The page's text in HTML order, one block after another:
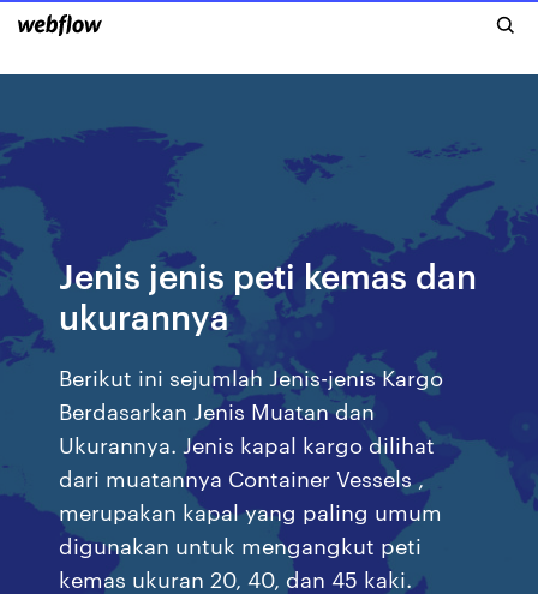
Jenis jenis peti kemas dan
ukurannya
Berikut ini sejumlah Jenis-jenis Kargo
Berdasarkan Jenis Muatan dan
Ukurannya. Jenis kapal kargo dilihat
dari muatannya Container Vessels ,
merupakan kapal yang paling umum
digunakan untuk mengangkut peti
kemas ukuran 20, 40, dan 45 kaki.